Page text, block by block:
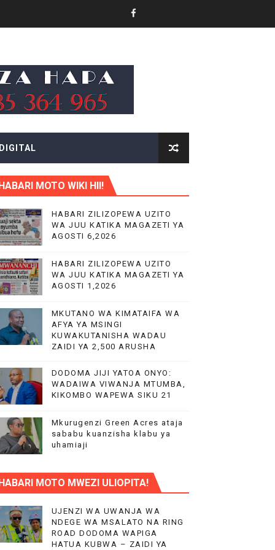
MIFUGO
KIKUU CHA NISHATI YA MAFUTA
YA VIPIMO
NA HUDUMA KWA VIJANA BBT
MOTO WIKI HII!
HABARI ZILIZOPEWA UZITO
WA JUU KATIKA MAGAZETI YA
AGOSTI 6,2026
HABARI ZILIZOPEWA UZITO
WA JUU KATIKA MAGAZETI YA
AGOSTI 1,2026
MKUTANO WA KIMATAIFA WA
AFYA YA MSINGI
KUWAKUTANISHA WADAU
ZAIDI YA 2,500 ARUSHA
DODOMA JIJI YATOA ONYO:
WADAIWA VIWANJA MTUMBA,
KIKOMBO WAPEWA SIKU 21
Mkurugenzi Green Acres ataja
sababu kuanzisha klabu ya
uhamiaji
MOTO MWEZI ULIOPITA!
UJENZI WA UWANJA WA
NDEGE WA MSALATO NA RING
ROAD DODOMA WAPIGA
HATUA KUBWA – ZAIDI YA